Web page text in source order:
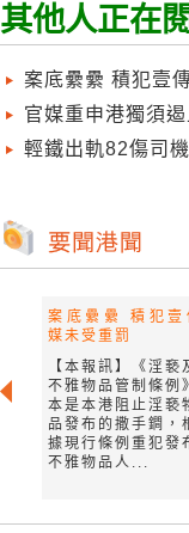
其他人正在
案底纍纍 積犯壹
官媒重申港獨須遏
輕鐵出軌82傷司
案底纍纍 積犯壹
媒未受重罰
【本報訊】《淫褻
不雅物品管制條例》
本是本港阻止淫褻
品發布的撒手鐧，
據現行條例重犯發
不雅物品人...